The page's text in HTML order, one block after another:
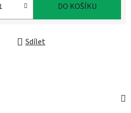
DO KOŠÍKU
Sdílet